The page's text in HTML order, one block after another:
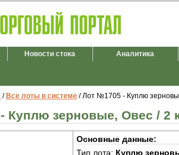
Новости стока Аналитика
/ Все лоты в системе / Лот №1705 - Куплю
Куплю зерновые, Овес / 2
Основные данные:
Тип лота: Куплю